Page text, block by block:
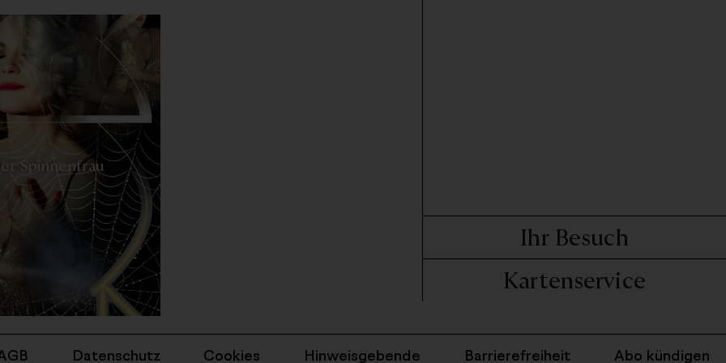
Ihr Besuch
Kartenservice
Spinnenfrau-
Datenschutz Cookies Hinweisgebende Barrierefreiheit Abo kündigen